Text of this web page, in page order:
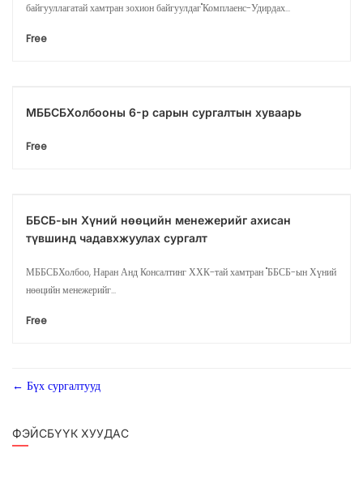
байгууллагатай хамтран зохион байгуулдаг"Комплаенс-Удирдах...
Free
МББСБХолбооны 6-р сарын сургалтын хуваарь
Free
ББСБ-ын Хүний нөөцийн менежерийг ахисан
түвшинд чадавхжуулах сургалт
МББСБХолбоо, Наран Анд Консалтинг ХХК-тай хамтран "ББСБ-ын Хүний
нөөцийн менежерийг...
Free
Бүх сургалтууд
ФЭЙСБҮҮК ХУУДАС